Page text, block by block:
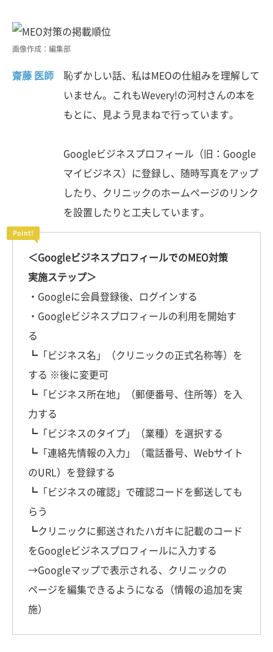
画像作成：編集部
齋藤 医師
恥ずかしい話、私はMEOの仕組みを理解して
いません。これもWevery!の河村さんの本を
もとに、見よう見まねで行っています。
Googleビジネスプロフィール（旧：Google
マイビジネス）に登録し、随時写真をアップ
したり、クリニックのホームページのリンク
を設置したりと工夫しています。
＜GoogleビジネスプロフィールでのMEO対策
実施ステップ＞
・Googleに会員登録後、ログインする
・Googleビジネスプロフィールの利用を開始す
る
┗「ビジネス名」（クリニックの正式名称等）を
する ※後に変更可
┗「ビジネス所在地」（郵便番号、住所等）を入
力する
┗「ビジネスのタイプ」（業種）を選択する
┗「連絡先情報の入力」（電話番号、Webサイト
のURL）を登録する
┗「ビジネスの確認」で確認コードを郵送しても
らう
┗クリニックに郵送されたハガキに記載のコード
をGoogleビジネスプロフィールに入力する
→Googleマップで表示される、クリニックの
ページを編集できるようになる（情報の追加を実
施）